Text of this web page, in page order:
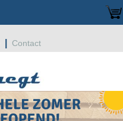
Contact